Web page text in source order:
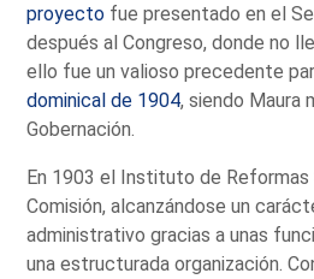
proyecto fue presentado en el
después al Congreso, donde no
ello fue un valioso precedente
dominical de 1904, siendo Maura
Gobernación.
En 1903 el Instituto de
Comisión, alcanzándose un
administrativo gracias a unas
una estructurada organización.